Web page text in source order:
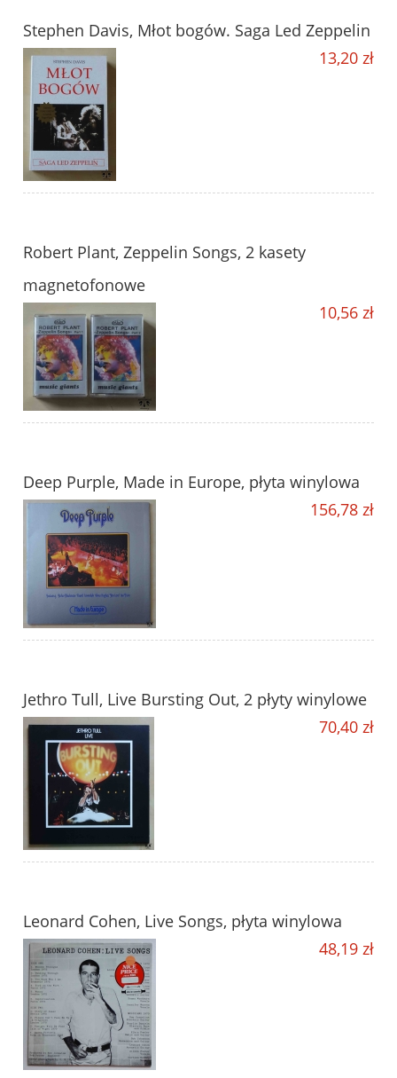
Stephen Davis, Młot bogów. Saga Led Zeppelin
13,20 zł
Robert Plant, Zeppelin Songs, 2 kasety
magnetofonowe
10,56 zł
Deep Purple, Made in Europe, płyta winylowa
156,78 zł
Jethro Tull, Live Bursting Out, 2 płyty winylowe
70,40 zł
Leonard Cohen, Live Songs, płyta winylowa
48,19 zł